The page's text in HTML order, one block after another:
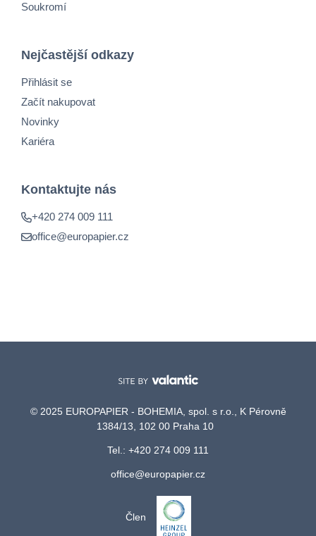
Soukromí
Nejčastější odkazy
Přihlásit se
Začít nakupovat
Novinky
Kariéra
Kontaktujte nás
+420 274 009 111
office@europapier.cz
© 2025 EUROPAPIER - BOHEMIA, spol. s r.o., K Pérovně
1384/13, 102 00 Praha 10
Tel.: +420 274 009 111
office@europapier.cz
Člen